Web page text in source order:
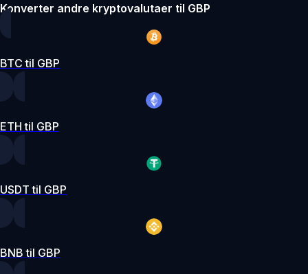
Konverter andre kryptovalutaer til GBP
BTC til GBP
ETH til GBP
USDT til GBP
BNB til GBP